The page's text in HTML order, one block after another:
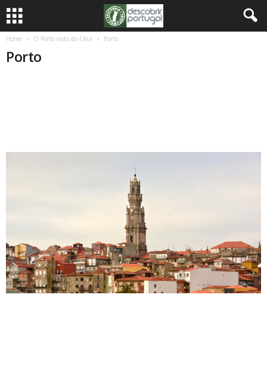
Home O Porto visto do Céu! Porto
Porto